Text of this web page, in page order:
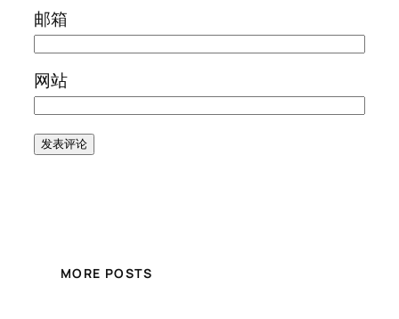
邮箱
网站
MORE POSTS